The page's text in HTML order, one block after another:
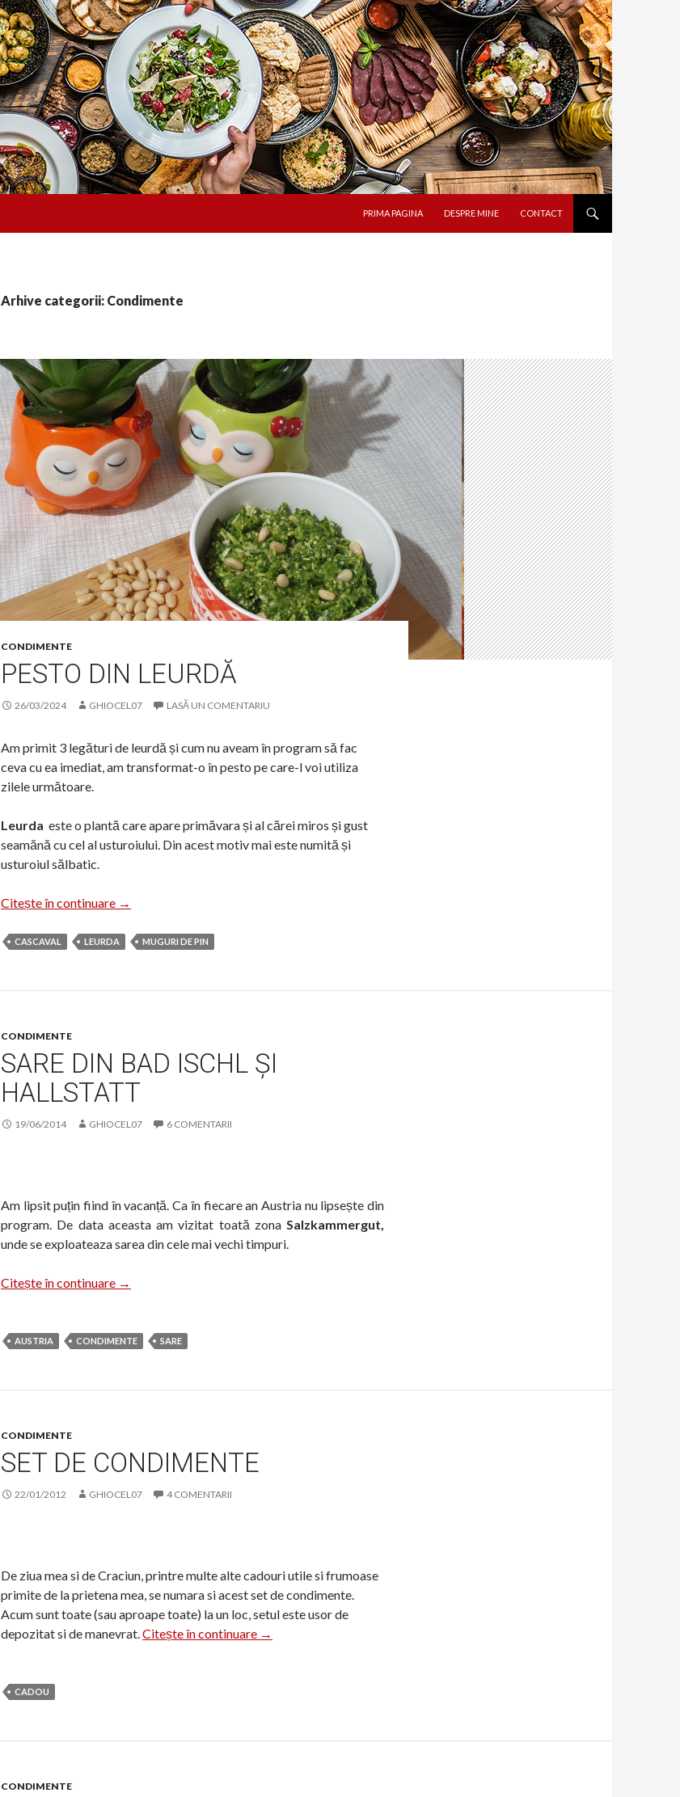
PRIMA PAGINA
DESPRE MINE CONTACT
Arhive categorii: Condimente
CONDIMENTE
PESTO DIN LEURDĂ
26/03/2024 GHIOCEL07 LASĂ UN COMENTARIU
Am primit 3 legături de leurdă și cum nu aveam în program să fac
ceva cu ea imediat, am transformat-o în pesto pe care-l voi utiliza
zilele următoare.
Leurda este o plantă care apare primăvara și al cărei miros și gust
seamănă cu cel al usturoiului. Din acest motiv mai este numită și
usturoiul sălbatic.
Citește în continuare Pesto din leurdă
→
CASCAVAL LEURDA MUGURI DE PIN
CONDIMENTE
SARE DIN BAD ISCHL ȘI
HALLSTATT
19/06/2014 GHIOCEL07 6 COMENTARII
Am lipsit puțin fiind în vacanță. Ca în fiecare an Austria nu lipsește din
program. De data aceasta am vizitat toată zona Salzkammergut,
unde se exploateaza sarea din cele mai vechi timpuri.
Citește în continuare Sare din Bad Ischl și Hallstatt
→
AUSTRIA CONDIMENTE SARE
CONDIMENTE
SET DE CONDIMENTE
22/01/2012 GHIOCEL07 4 COMENTARII
De ziua mea si de Craciun, printre multe alte cadouri utile si frumoase
primite de la prietena mea, se numara si acest set de condimente.
Acum sunt toate (sau aproape toate) la un loc, setul este usor de
depozitat si de manevrat.Citește în continuare Set de condimente
→
CADOU
CONDIMENTE